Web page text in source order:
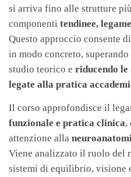
si arriva fino alle strutture
componenti tendinee,
Questo approccio consente
in modo concreto,
studio teorico e riducendo
legate alla pratica
Il corso approfondisce il
funzionale e pratica clinica,
attenzione alla
Viene analizzato il ruolo del
sistemi di equilibrio, visione